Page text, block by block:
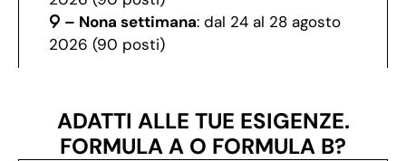
– Nona settimana: dal 24 al 28 agosto
2026 (90 posti)
ADATTI ALLE TUE ESIGENZE.
FORMULA A O FORMULA B?